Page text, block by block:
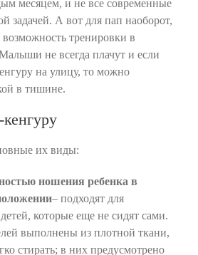
месяцем, и не все современные
задачей. А вот для пап наоборот,
возможность тренировки в
не всегда плачут и если
на улицу, то можно
в тишине.
их виды:
ношения ребенка в
– подходят для
которые еще не сидят сами.
выполнены из плотной ткани,
стирать; в них предусмотрено